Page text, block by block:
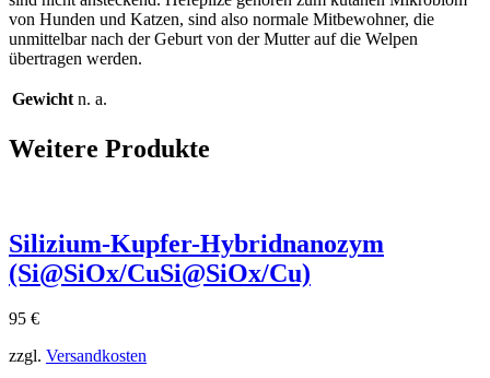
von Hunden und Katzen, sind also normale Mitbewohner, die
unmittelbar nach der Geburt von der Mutter auf die Welpen
übertragen werden.
Gewicht n. a.
Weitere Produkte
Silizium-Kupfer-Hybridnanozym
(Si@SiOx/CuSi@SiOx​/Cu)
95 €
zzgl. Versandkosten